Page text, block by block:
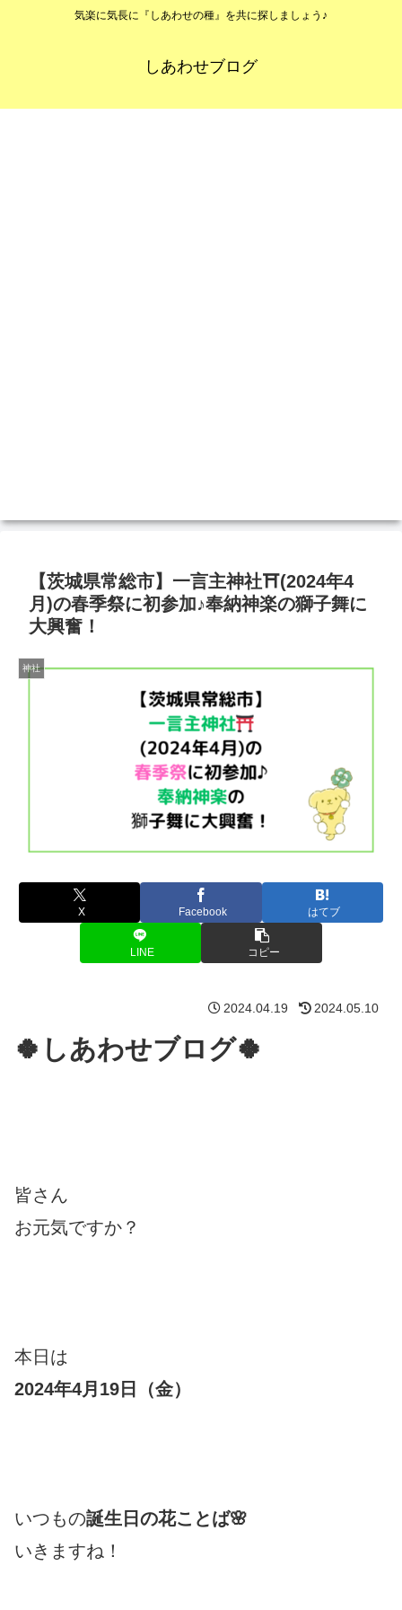
気楽に気長に『しあわせの種』を共に探しましょう♪
しあわせブログ
【茨城県常総市】一言主神社⛩(2024年4
月)の春季祭に初参加♪奉納神楽の獅子舞に
大興奮！
神社
X Facebook はてブ
LINE コピー
2024.04.19 2024.05.10
🍀しあわせブログ🍀
皆さん
お元気ですか？
本日は
2024年4月19日（金）
いつもの誕生日の花ことば🌸
いきますね！